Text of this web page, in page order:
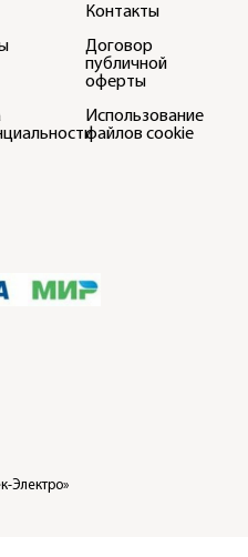
Контакты
Договор
публичной
оферты
Использование
файлов cookie
Электро»